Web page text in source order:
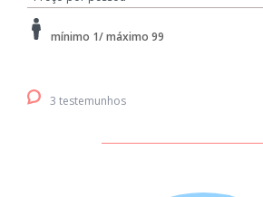
mínimo 1/ máximo 99
3 testemunhos